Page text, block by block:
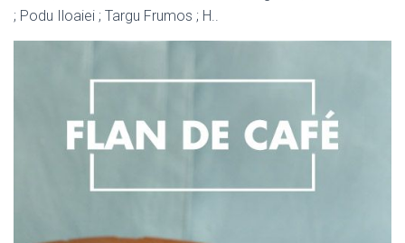
; Podu Iloaiei ; Targu Frumos ; H..